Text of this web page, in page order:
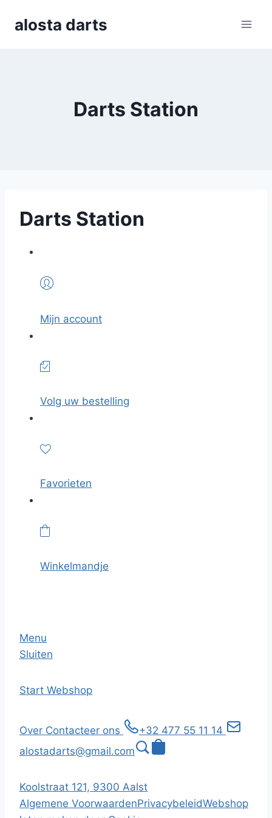
alosta darts
Darts Station
Darts Station
Mijn account
Volg uw bestelling
Favorieten
Winkelmandje
Menu
Sluiten
Start Webshop
Over Contacteer ons
+32 477 55 11 14
alostadarts@gmail.com
Koolstraat 121, 9300 Aalst
Algemene VoorwaardenPrivacybeleidWebshop